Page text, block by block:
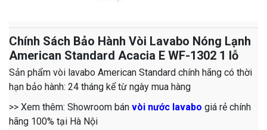
Chính Sách Bảo Hành Vòi Lavabo Nóng Lạnh
American Standard Acacia E WF-1302 1 lỗ
Sản phẩm vòi lavabo American Standard chính hãng có thời
hạn bảo hành: 24 tháng kể từ ngày mua hàng
>> Xem thêm: Showroom bán vòi nước lavabo giá rẻ chính
hãng 100% tại Hà Nội